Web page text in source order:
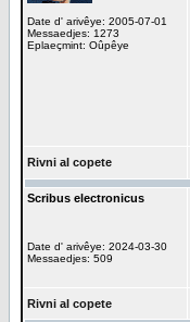
Date d' arivêye: 2005-07-01
Messaedjes: 1273
Eplaeçmint: Oûpêye
Rivni al copete
Scribus electronicus
Date d' arivêye: 2024-03-30
Messaedjes: 509
Rivni al copete